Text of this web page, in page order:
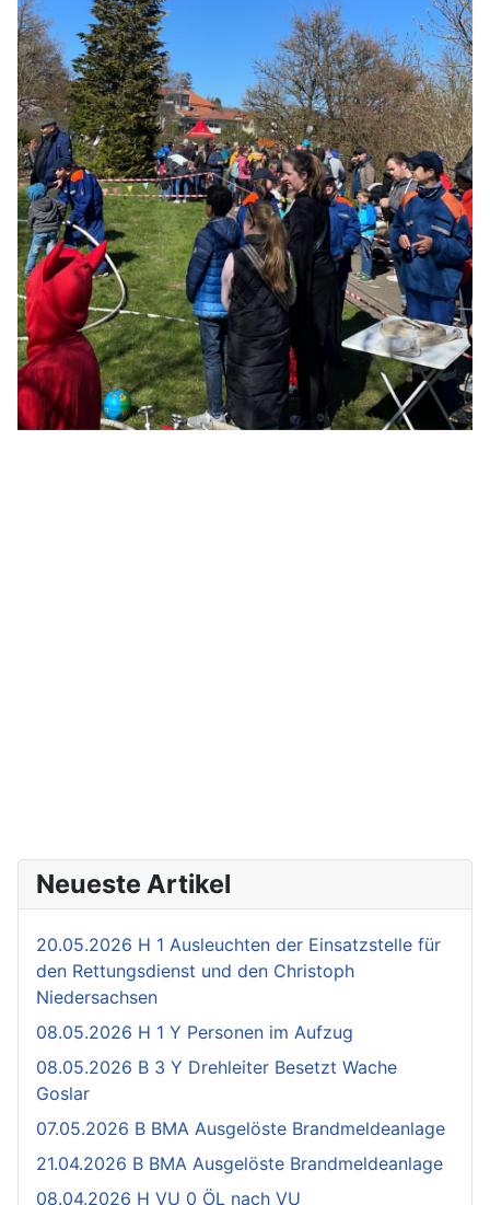
Neueste Artikel
20.05.2026 H 1 Ausleuchten der Einsatzstelle für
den Rettungsdienst und den Christoph
Niedersachsen
08.05.2026 H 1 Y Personen im Aufzug
08.05.2026 B 3 Y Drehleiter Besetzt Wache
Goslar
07.05.2026 B BMA Ausgelöste Brandmeldeanlage
21.04.2026 B BMA Ausgelöste Brandmeldeanlage
08.04.2026 H VU 0 ÖL nach VU